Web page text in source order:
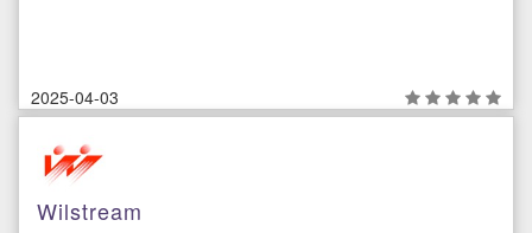
2025-04-03
Wilstream